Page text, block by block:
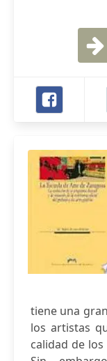
tiene una
los artistas
calidad de